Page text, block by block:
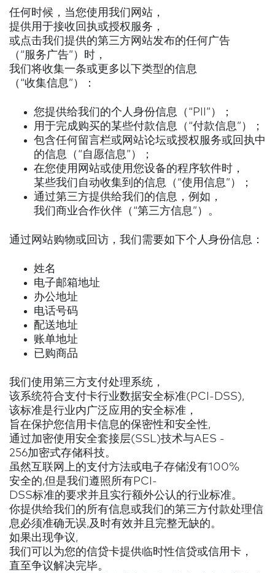
N
任何时候，当您使用我们网站，
提供用于接收回执或授权服务，
或点击我们提供的第三方网站发布的任何广告
（“服务广告”）时，
我们将收集一条或更多以下类型的信息
（“收集信息”）：
您提供给我们的个人身份信息（“PII”）；
用于完成购买的某些付款信息（“付款信息”）；
包含任何留言栏或网站论坛或授权服务或回执中
的信息（“自愿信息”）；
在您使用网站或使用您设备的程序软件时，
某些我们自动收集到的信息（“使用信息”）；
通过第三方提供给我们的信息，例如，
我们商业合作伙伴（“第三方信息”）。
通过网站购物或回访，我们需要如下个人身份信息：
姓名
电子邮箱地址
办公地址
电话号码
配送地址
账单地址
已购商品
我们使用第三方支付处理系统，
该系统符合支付卡行业数据安全标准(PCI-DSS),
该标准是行业内广泛应用的安全标准，
旨在保护您信用卡信息的保密性和安全性,
通过加密使用安全套接层(SSL)技术与AES -
256加密式存储科技。
虽然互联网上的支付方法或电子存储没有100%
安全的,但是我们遵照所有PCI-
DSS标准的要求并且实行额外公认的行业标准。
你提供给我们的所有信息或我们的第三方付款处理信
息必须准确无误,及时有效并且完整无缺的。
如果出现争议,
我们可以为您的信贷卡提供临时性信贷或信用卡，
直至争议解决完毕。